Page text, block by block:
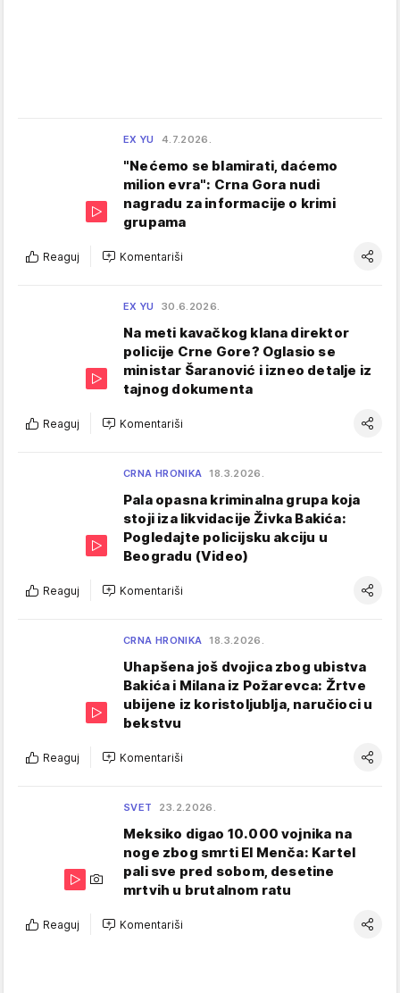
EX YU 4.7.2026.
"Nećemo se blamirati, daćemo
milion evra": Crna Gora nudi
nagradu za informacije o krimi
grupama
Reaguj Komentariši
EX YU 30.6.2026.
Na meti kavačkog klana direktor
policije Crne Gore? Oglasio se
ministar Šaranović i izneo detalje iz
tajnog dokumenta
Reaguj Komentariši
CRNA HRONIKA 18.3.2026.
Pala opasna kriminalna grupa koja
stoji iza likvidacije Živka Bakića:
Pogledajte policijsku akciju u
Beogradu (Video)
Reaguj Komentariši
CRNA HRONIKA 18.3.2026.
Uhapšena još dvojica zbog ubistva
Bakića i Milana iz Požarevca: Žrtve
ubijene iz koristoljublja, naručioci u
bekstvu
Reaguj Komentariši
SVET 23.2.2026.
Meksiko digao 10.000 vojnika na
noge zbog smrti El Menča: Kartel
pali sve pred sobom, desetine
mrtvih u brutalnom ratu
Reaguj Komentariši